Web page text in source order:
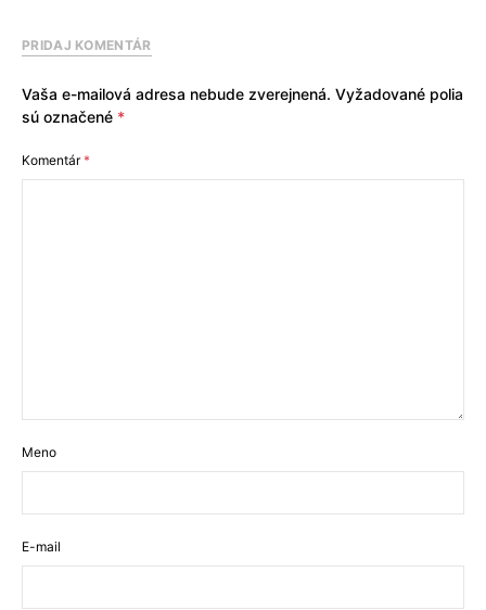
PRIDAJ KOMENTÁR
Vaša e-mailová adresa nebude zverejnená. Vyžadované polia
sú označené *
Komentár*
Meno
E-mail